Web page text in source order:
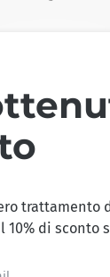
trattamento
10% di sconto